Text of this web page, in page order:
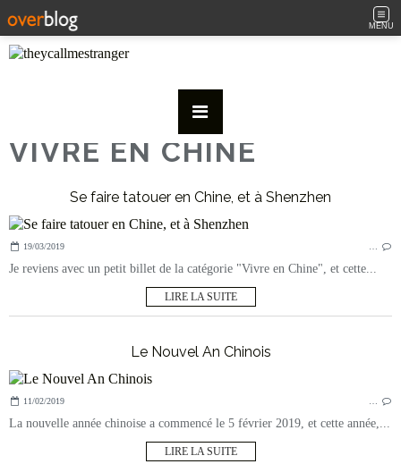
MENU
VIVRE EN CHINE
Se faire tatouer en Chine, et à Shenzhen
19/03/2019 …
Je reviens avec un petit billet de la catégorie "Vivre en Chine", et cette...
LIRE LA SUITE
Le Nouvel An Chinois
11/02/2019 …
La nouvelle année chinoise a commencé le 5 février 2019, et cette année,...
LIRE LA SUITE